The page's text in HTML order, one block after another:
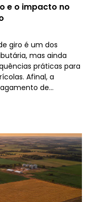
e o impacto no
giro é um dos
mas ainda
práticas para
Afinal, a
de...